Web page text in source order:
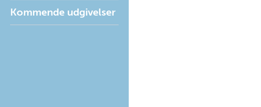
Kommende udgivelser